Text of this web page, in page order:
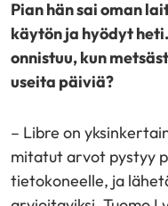
Pian hän sai oman
käytön ja hyödyt
onnistuu, kun
useita päiviä?
– Libre on
mitatut arvot pystyy
tietokoneelle, ja